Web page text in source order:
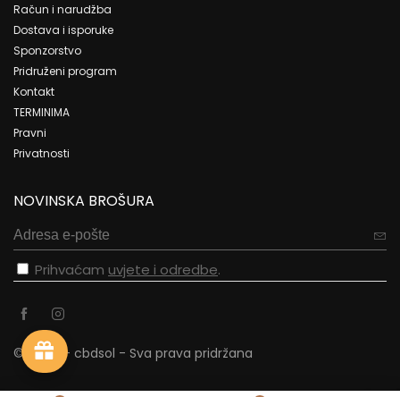
Račun i narudžba
Dostava i isporuke
Sponzorstvo
Pridruženi program
Kontakt
TERMINIMA
Pravni
Privatnosti
NOVINSKA BROŠURA
Prihvaćam uvjete i odredbe.
© 2023. - cbdsol - Sva prava pridržana